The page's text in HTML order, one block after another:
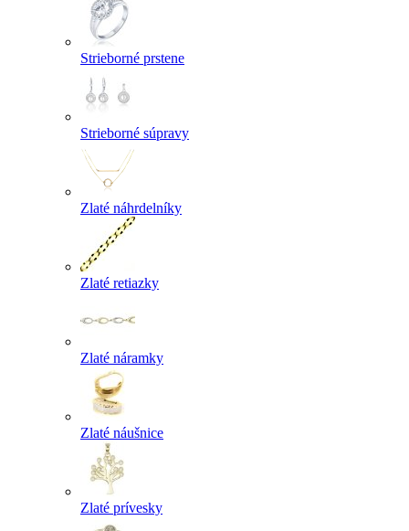
Strieborné prstene
Strieborné súpravy
Zlaté náhrdelníky
Zlaté retiazky
Zlaté náramky
Zlaté náušnice
Zlaté prívesky